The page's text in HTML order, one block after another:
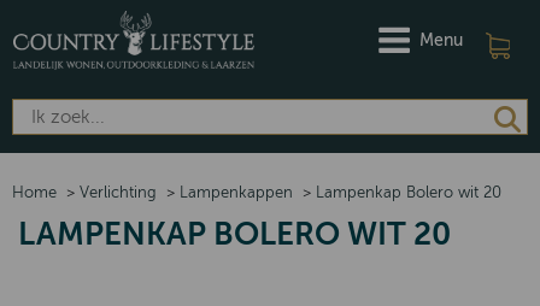
Menu
Home > Verlichting > Lampenkappen > Lampenkap Bolero wit 20
LAMPENKAP BOLERO WIT 20